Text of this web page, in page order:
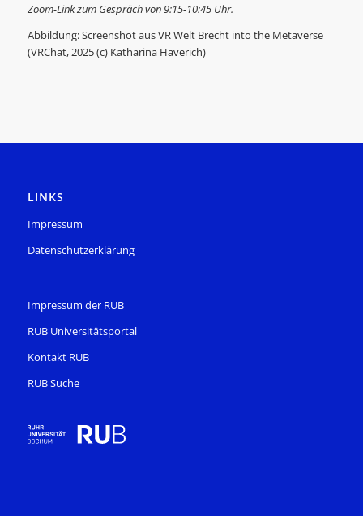
Zoom-Link zum Gespräch von 9:15-10:45 Uhr.
Abbildung: Screenshot aus VR Welt Brecht into the Metaverse
(VRChat, 2025 (c) Katharina Haverich)
LINKS
Impressum
Datenschutzerklärung
Impressum der RUB
RUB Universitätsportal
Kontakt RUB
RUB Suche